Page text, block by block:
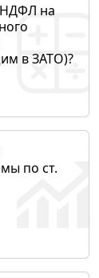
НДФЛ на
в ЗАТО)?
по ст.